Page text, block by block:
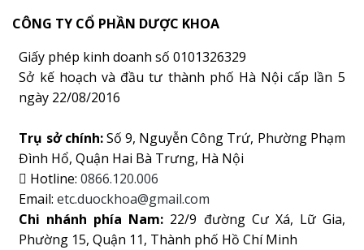
CÔNG TY CỔ PHẦN DƯỢC KHOA
Giấy phép kinh doanh số 0101326329
Sở kế hoạch và đầu tư thành phố Hà Nội cấp lần 5
ngày 22/08/2016
Trụ sở chính:Số 9, Nguyễn Công Trứ, Phường Phạm
Đình Hổ, Quận Hai Bà Trưng, Hà Nội
Hotline:0866.120.006
Email:etc.duockhoa@gmail.com
Chi nhánh phía Nam: 22/9 đường Cư Xá, Lữ Gia,
Phường 15, Quận 11, Thành phố Hồ Chí Minh